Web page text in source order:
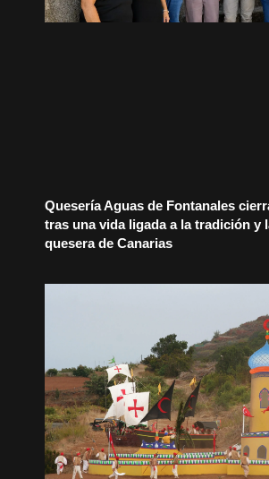
Quesería Aguas de Fontanales
tras una vida ligada a la tradición y
quesera de Canarias